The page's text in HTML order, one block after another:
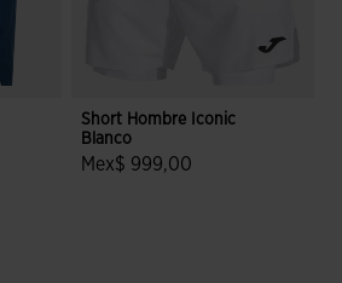
Short Hombre Iconic
Blanco
Mex$ 999,00